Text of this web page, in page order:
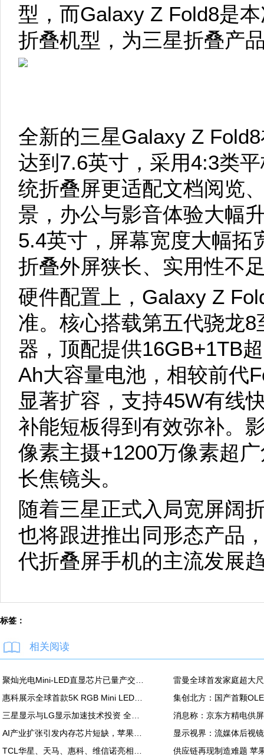
型，而Galaxy Z Fold8是
折叠机型，为三星折叠产
全新的三星Galaxy Z
达到7.6英寸，采用4:3类
统折叠屏更适配文档阅览
景，办公与影音体验大幅
5.4英寸，屏幕宽度大幅拓
折叠外屏狭长、实用性不
硬件配置上，Galaxy Z
准。核心搭载第五代骁龙
器，顶配提供16GB+1TB
Ah大容量电池，相较前代
显著扩容，支持45W有线
补能短板得到有效弥补。
像素主摄+1200万像素超
长焦镜头。
随着三星正式入局宽屏阔
也将跟进推出同形态产品
代折叠屏手机的主流发展
标签：
相关阅读